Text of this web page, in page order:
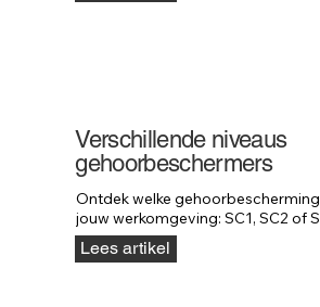
Verschillende niveaus
gehoorbeschermers
Ontdek welke
jouw werkomgeving: SC1, SC2 of
Lees artikel